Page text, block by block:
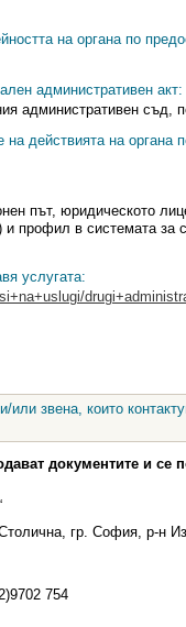
на органа по
административен акт:
административен съд,
действията на органа
път, юридическото
профил в системата за
услугата:
звена, които
документите и се
гр. София, р-н
754